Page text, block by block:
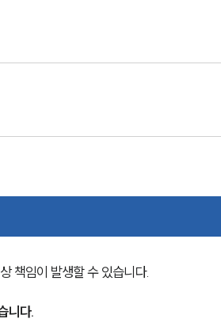
책임이 발생할 수 있습니다.
니다.